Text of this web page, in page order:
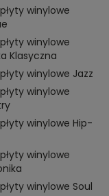
winylowe
winylowe
Klasyczna
winylowe Jazz
winylowe
winylowe Hip-
winylowe
winylowe Soul